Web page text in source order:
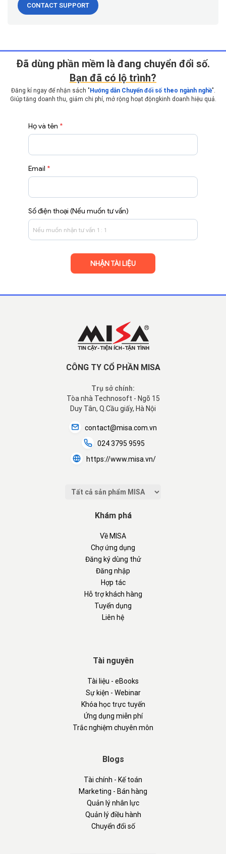
CONTACT SUPPORT
Ðã dùng phần mềm là đang chuyển đổi số.
Bạn đã có lộ trình?
Đăng kí ngay để nhận sách " Hướng dẫn Chuyển đổi số theo ngành nghề".
Giúp tăng doanh thu, giảm chi phí, mở rộng hoạt động kinh doanh hiệu quả.
Họ và tên *
Email *
Số điện thoại (Nếu muốn tư vấn)
CÔNG TY CỔ PHẦN MISA
Trụ sở chính:
Tòa nhà Technosoft - Ngõ 15
Duy Tân, Q.Cầu giấy, Hà Nội
contact@misa.com.vn
024 3795 9595
https://www.misa.vn/
Khám phá
Về MISA
Chợ ứng dụng
Đăng ký dùng thử
Đăng nhập
Hợp tác
Hỗ trợ khách hàng
Tuyển dụng
Liên hệ
Tài nguyên
Tài liệu - eBooks
Sự kiện - Webinar
Khóa học trực tuyến
Ứng dụng miễn phí
Trắc nghiệm chuyên môn
Blogs
Tài chính - Kế toán
Marketing - Bán hàng
Quản lý nhân lực
Quản lý điều hành
Chuyển đổi số